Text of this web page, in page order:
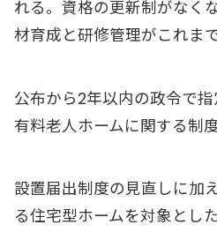
れる。資格の更新制がなく
材育成と研修管理がこれま
公布から2年以内の政令で
有料老人ホームに関する制
設置届出制度の見直しに加
る住宅型ホームを対象とし